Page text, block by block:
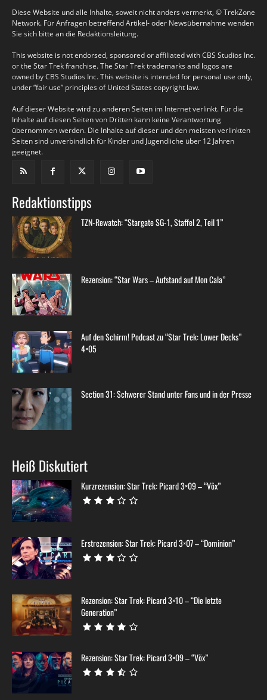
Diese Website und alle Inhalte, soweit nicht anders vermerkt, © TrekZone
Network. Für Anfragen betreffend Artikel- oder Newsübernahme wenden
Sie sich bitte an die Redaktionsleitung.
This website is not endorsed, sponsored or affiliated with CBS Studios Inc.
or the Star Trek franchise. The Star Trek trademarks and logos are
owned by CBS Studios Inc. This website is intended for personal use only,
under “fair use” principles of United States copyright law.
Auf dieser Website wird zu anderen Seiten im Internet verlinkt. Für die
Inhalte auf diesen Seiten von Dritten kann keine Verantwortung
übernommen werden. Die Inhalte auf dieser und den meisten verlinkten
Seiten sind unverbindlich für Kinder und Jugendliche über 12 Jahren
geeignet.
Redaktionstipps
TZN-Rewatch: “Stargate SG-1, Staffel 2, Teil 1”
Rezension: “Star Wars – Aufstand auf Mon Cala”
Auf den Schirm! Podcast zu “Star Trek: Lower Decks”
4×05
Section 31: Schwerer Stand unter Fans und in der Presse
Heiß Diskutiert
Kurzrezension: Star Trek: Picard 3×09 – “Võx”
Erstrezension: Star Trek: Picard 3×07 – “Dominion”
Rezension: Star Trek: Picard 3×10 – “Die letzte
Generation”
Rezension: Star Trek: Picard 3×09 – “Võx”